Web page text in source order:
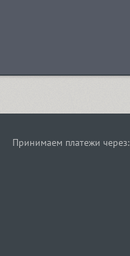
Принимаем платежи через: